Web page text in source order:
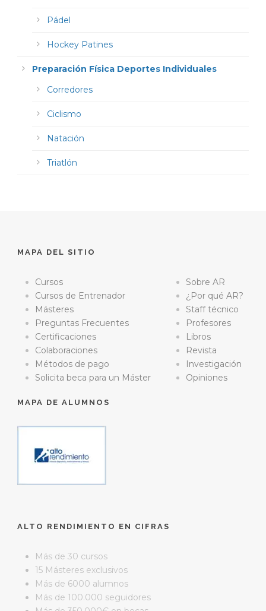
Pádel
Hockey Patines
Preparación Física Deportes Individuales
Corredores
Ciclismo
Natación
Triatlón
MAPA DEL SITIO
Cursos
Cursos de Entrenador
Másteres
Preguntas Frecuentes
Certificaciones
Colaboraciones
Métodos de pago
Solicita beca para un Máster
Sobre AR
¿Por qué AR?
Staff técnico
Profesores
Libros
Revista
Investigación
Opiniones
MAPA DE ALUMNOS
ALTO RENDIMIENTO EN CIFRAS
Más de 30 cursos
15 Másteres exclusivos
Más de 6000 alumnos
Más de 100.000 seguidores